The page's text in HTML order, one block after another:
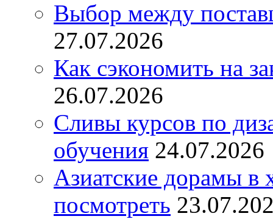
Выбор между
27.07.2026
Как сэкономить на
26.07.2026
Сливы курсов по
обучения 24.07.2026
Азиатские дорамы в
посмотреть